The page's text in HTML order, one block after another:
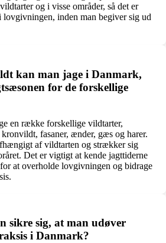
og i visse områder, så det er
inden man begiver sig ud
kan man jage i Danmark,
for de forskellige
en række forskellige vildtarter,
fasaner, ænder, gæs og harer.
af vildtarten og strækker sig
Det er vigtigt at kende jagttiderne
at overholde lovgivningen og bidrage
sikre sig, at man udøver
i Danmark?